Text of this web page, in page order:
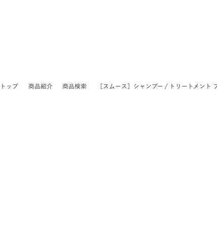
トップ 商品紹介 商品検索 ［スムース］シャンプー / トリートメント